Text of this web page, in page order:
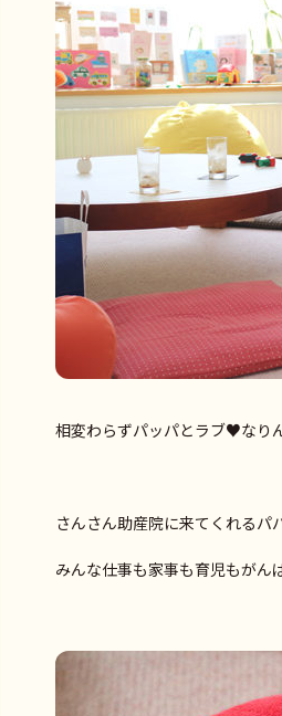
相変わらずパッパとラブ♥なり
さんさん助産院に来てくれるパ
みんな仕事も家事も育児もがん